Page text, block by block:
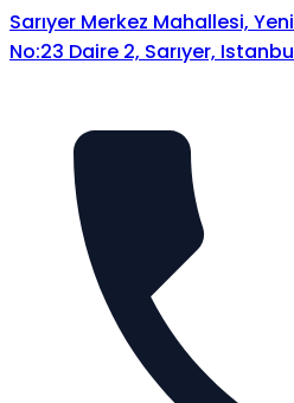
Sarıyer Merkez Mahallesi,
No:23 Daire 2, Sarıyer,